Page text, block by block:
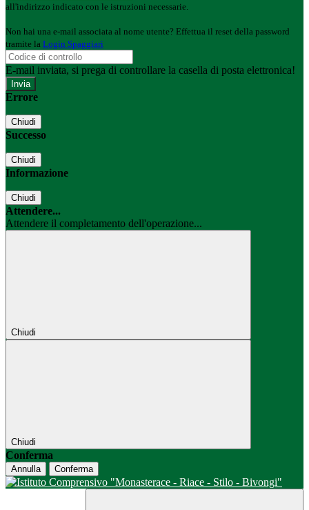
all'indirizzo indicato con le istruzioni necessarie.
Non hai una e-mail associata al nome utente? Effettua il reset della password
tramite la Login Spaggiari
E-mail inviata, si prega di controllare la casella di posta elettronica!
Errore
Chiudi
Successo
Chiudi
Informazione
Chiudi
Attendere...
Attendere il completamento dell'operazione...
Chiudi
Chiudi
Conferma
Annulla Conferma